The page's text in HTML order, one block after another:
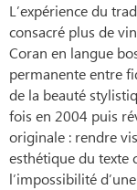
L’expérience du
consacré plus de
Coran en langue
permanente entre
de la beauté
fois en 2004 puis
originale : rendre
esthétique du texte
l’impossibilité